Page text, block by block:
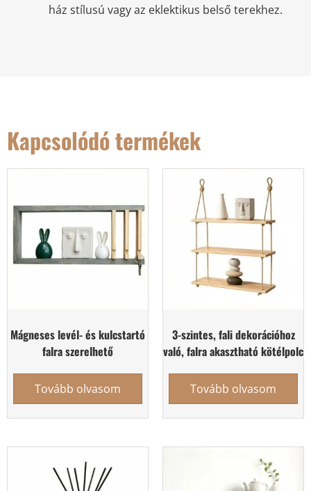
ház stílusú vagy az eklektikus belső terekhez.
Kapcsolódó termékek
Mágneses levél- és kulcstartó
falra szerelhető
Tovább olvasom
3-szintes, fali dekorációhoz
való, falra akasztható kötélpolc
Tovább olvasom